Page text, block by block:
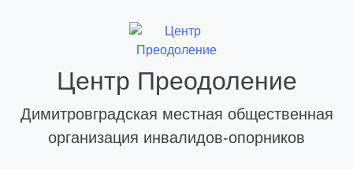
Центр Преодоление
Димитровградская местная общественная
организация инвалидов-опорников